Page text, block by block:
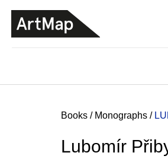
Home
Books / Monographs /
Lubomír
BACK
SHOPPING
BACK
SHOPPING